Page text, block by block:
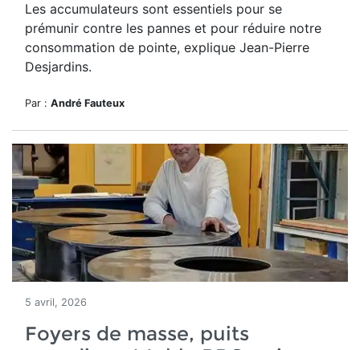
Les accumulateurs sont essentiels pour se
prémunir contre les pannes et pour réduire notre
consommation de pointe, explique Jean-Pierre
Desjardins.
Par : André Fauteux
5 avril, 2026
Foyers de masse, puits